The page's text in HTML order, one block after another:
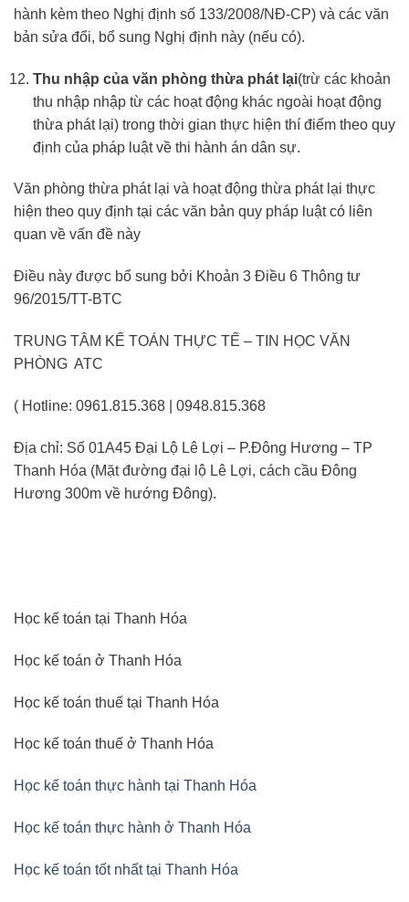
hành kèm theo Nghị định số 133/2008/NĐ-CP) và các văn
bản sửa đổi, bổ sung Nghị định này (nếu có).
Thu nhập của văn phòng thừa phát lại(trừ các khoản
thu nhập nhập từ các hoạt động khác ngoài hoạt động
thừa phát lại) trong thời gian thực hiện thí điểm theo quy
định của pháp luật về thi hành án dân sự.
Văn phòng thừa phát lại và hoạt động thừa phát lại thực
hiện theo quy định tại các văn bản quy pháp luật có liên
quan về vấn đề này
Điều này được bổ sung bởi Khoản 3 Điều 6 Thông tư
96/2015/TT-BTC
TRUNG TÂM KẾ TOÁN THỰC TẾ – TIN HỌC VĂN
PHÒNG ATC
( Hotline: 0961.815.368 | 0948.815.368
Địa chỉ: Số 01A45 Đại Lộ Lê Lợi – P.Đông Hương – TP
Thanh Hóa (Mặt đường đại lộ Lê Lợi, cách cầu Đông
Hương 300m về hướng Đông).
Học kế toán tại Thanh Hóa
Học kế toán ở Thanh Hóa
Học kế toán thuế tại Thanh Hóa
Học kế toán thuế ở Thanh Hóa
Học kế toán thực hành tại Thanh Hóa
Học kế toán thực hành ở Thanh Hóa
Học kế toán tốt nhất tại Thanh Hóa